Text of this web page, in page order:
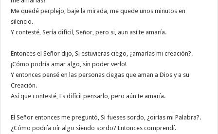
Me quedé perplejo, baje la mirada, me quede unos minutos en
silencio.
Y contesté, Sería difícil, Señor, pero si, aun así te amaría.
Entonces el Señor dijo, Si estuvieras ciego, ¿amarías mi creación?.
¡Cómo podría amar algo, sin poder verlo!
Y entonces pensé en las personas ciegas que aman a Dios y a su
Creación.
Así que contesté, Es difícil pensarlo, pero aún te amaría.
El Señor entonces me preguntó, Si fueses sordo, ¿oirías mi Palabra?.
¿Cómo podría oír algo siendo sordo? Entonces comprendí.